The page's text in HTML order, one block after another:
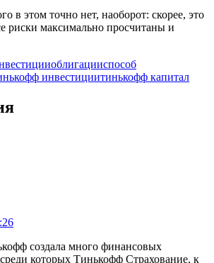
в этом точно нет, наоборот: скорее, это
риски максимально просчитаны и
облигацииспособ
инвестициитинькофф капитал
создала много финансовых
которых Тинькофф Страхование, к